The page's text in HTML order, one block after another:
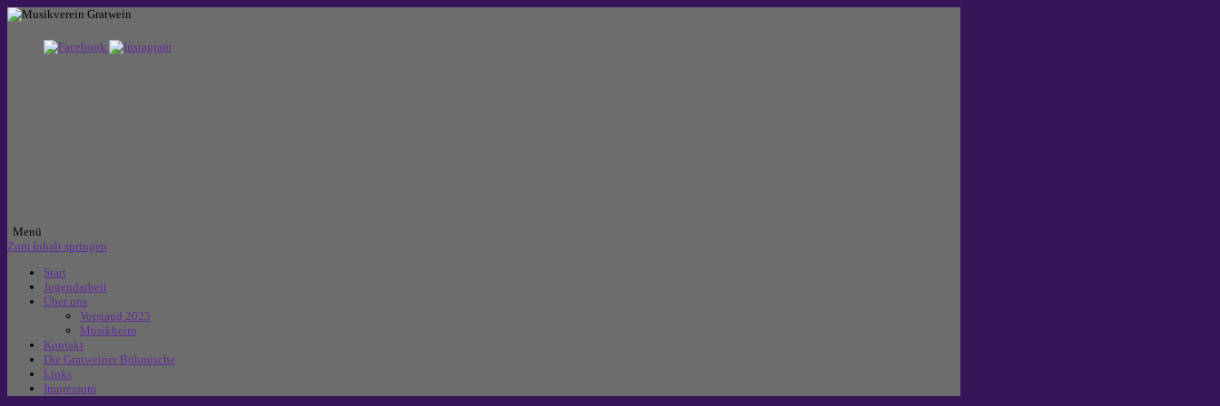
Menü
Zum Inhalt springen
Start
Jugendarbeit
Über uns
Vorstand 2025
Musikheim
Kontakt
Die Gratweiner Böhmische
Links
Impressum